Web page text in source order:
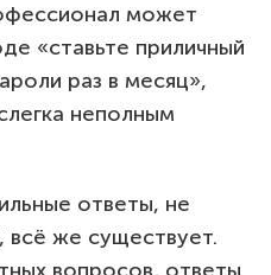
может
«ставьте приличный
раз в месяц»,
неполным
ответы, не
всё же существует.